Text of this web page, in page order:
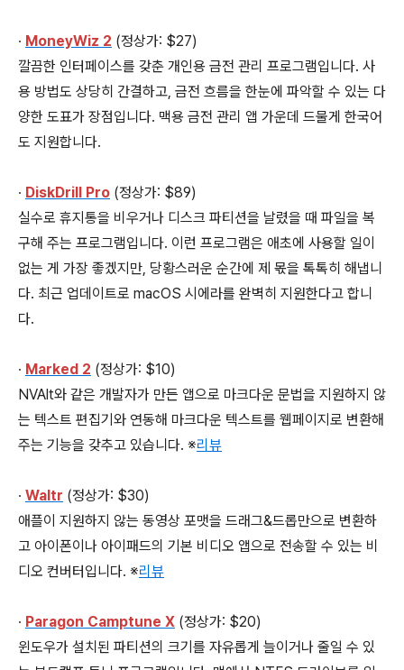
∙ MoneyWiz 2 (정상가: $27)
깔끔한 인터페이스를 갖춘 개인용 금전 관리 프로그램입니다. 사
용 방법도 상당히 간결하고, 금전 흐름을 한눈에 파악할 수 있는 다
양한 도표가 장점입니다. 맥용 금전 관리 앱 가운데 드물게 한국어
도 지원합니다.
∙ DiskDrill Pro (정상가: $89)
실수로 휴지통을 비우거나 디스크 파티션을 날렸을 때 파일을 복
구해 주는 프로그램입니다. 이런 프로그램은 애초에 사용할 일이
없는 게 가장 좋겠지만, 당황스러운 순간에 제 몫을 톡톡히 해냅니
다. 최근 업데이트로 macOS 시에라를 완벽히 지원한다고 합니
다.
∙ Marked 2 (정상가: $10)
NVAlt와 같은 개발자가 만든 앱으로 마크다운 문법을 지원하지 않
는 텍스트 편집기와 연동해 마크다운 텍스트를 웹페이지로 변환해
주는 기능을 갖추고 있습니다. ※리뷰
∙ Waltr (정상가: $30)
애플이 지원하지 않는 동영상 포맷을 드래그&드롭만으로 변환하
고 아이폰이나 아이패드의 기본 비디오 앱으로 전송할 수 있는 비
디오 컨버터입니다. ※리뷰
∙ Paragon Camptune X (정상가: $20)
윈도우가 설치된 파티션의 크기를 자유롭게 늘이거나 줄일 수 있